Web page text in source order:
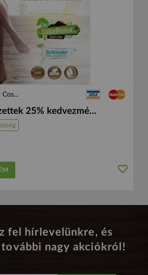
25% kedvezmé...
fel hírlevelünkre, és
nagy akciókról!